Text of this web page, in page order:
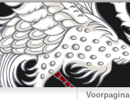
Voorpagina